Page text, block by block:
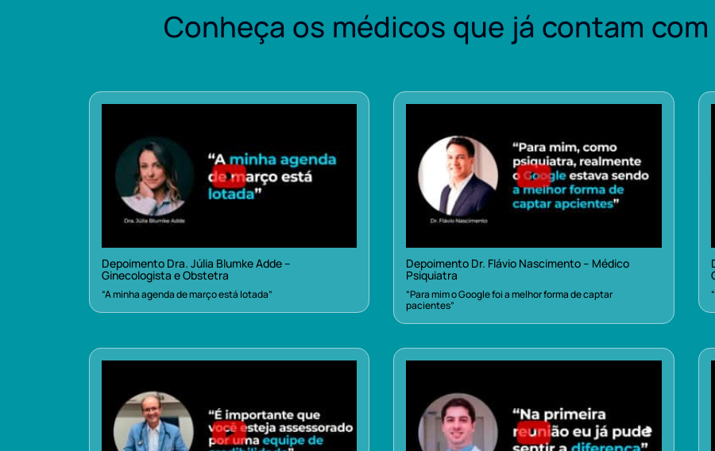
Conheça os médicos que já contam com
Depoimento Dra. Júlia Blumke Adde –
Ginecologista e Obstetra
“A minha agenda de março está lotada”
Depoimento Dr. Flávio Nascimento – Médico
Psiquiatra
“Para mim o Google foi a melhor forma de captar
pacientes”